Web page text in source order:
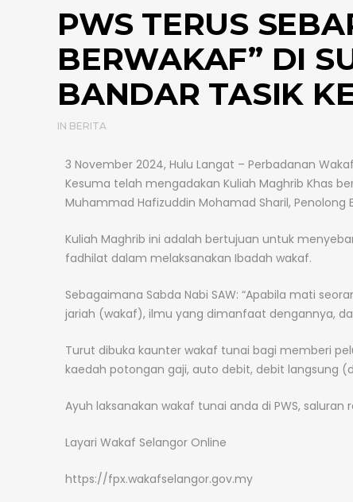
PWS TERUS
BERWAKAF” DI
BANDAR TASIK
IN BERITA
3 November 2024, Hulu Langat – Perbadanan
Kesuma telah mengadakan Kuliah Maghrib Khas
Muhammad Hafizuddin Mohamad Sharil, Penolong
Kuliah Maghrib ini adalah bertujuan untuk
fadhilat dalam melaksanakan Ibadah wakaf.
Sebagaimana Sabda Nabi SAW: “Apabila mati
jariah (wakaf), ilmu yang dimanfaat dengannya,
Turut dibuka kaunter wakaf tunai bagi memberi
kaedah potongan gaji, auto debit, debit langsung
Ayuh laksanakan wakaf tunai anda di PWS, saluran
Layari Wakaf Selangor Online
https://fpx.wakafselangor.gov.my